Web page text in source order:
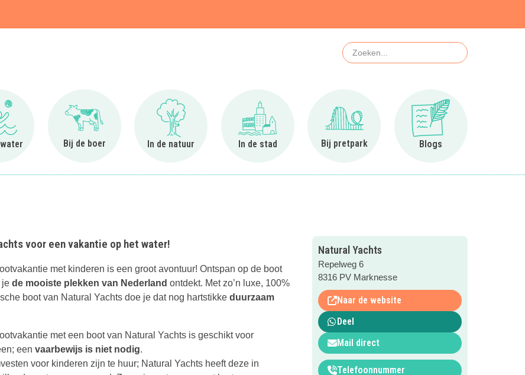
Zoeken
naar Bij het water
Bij de boer
Ga naar Bij de boer
In de natuur
Ga naar In de natuur
In de stad
Ga naar In de stad
Bij pretpark
Ga naar Bij pretpark
Blogs
Ga naar Blogs
voor een vakantie op het water!
met kinderen is een groot avontuur! Ontspan op de boot
je de mooiste plekken van Nederland ontdekt. Met zo’n luxe, 100%
boot van Natural Yachts doe je dat nog hartstikke duurzaam
met een boot van Natural Yachts is geschikt voor
een vaarbewijs is niet nodig.
voor kinderen zijn te huur; Natural Yachts heeft deze in
Natural Yachts
Repelweg 6
8316 PV Marknesse
Naar de website
Deel
Mail direct
Telefoonnummer